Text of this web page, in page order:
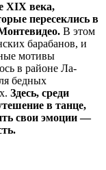
XIX века,
пересеклись в
В этом
барабанов, и
мотивы
в районе Ла-
бедных
Здесь, среди
в танце,
свои эмоции —